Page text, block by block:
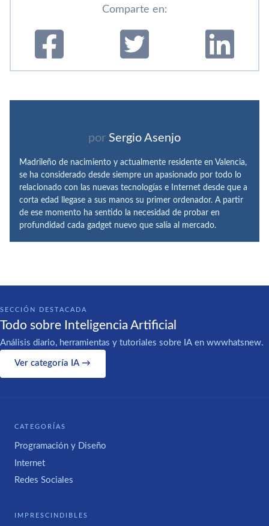
Comparte en:
por Sergio Asenjo
Madrileño de nacimiento y actualmente residente en Valencia,
se ha considerado desde siempre un apasionado por todo lo
relacionado con las nuevas tecnologías e Internet desde que a
corta edad llegase a sus manos su primer ordenador. A partir
de ese momento ha sentido la necesidad de probar en
profundidad cada gadget nuevo que salía al mercado.
SECCIÓN DESTACADA
Todo sobre Inteligencia Artificial
Análisis diario, herramientas y tutoriales sobre IA en wwwhatsnew.
Ver categoría IA →
CATEGORÍAS
Programación y Diseño
Internet
Redes Sociales
IMPRESCINDIBLES